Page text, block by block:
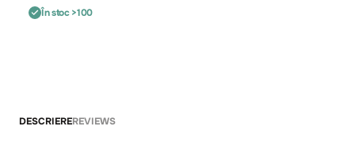
În stoc >100
DESCRIEREREVIEWS